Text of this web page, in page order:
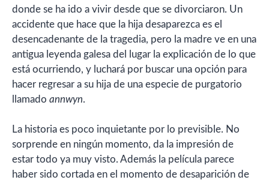
donde se ha ido a vivir desde que se divorciaron. Un
accidente que hace que la hija desaparezca es el
desencadenante de la tragedia, pero la madre ve en una
antigua leyenda galesa del lugar la explicación de lo que
está ocurriendo, y luchará por buscar una opción para
hacer regresar a su hija de una especie de purgatorio
llamado annwyn.
La historia es poco inquietante por lo previsible. No
sorprende en ningún momento, da la impresión de
estar todo ya muy visto. Además la película parece
haber sido cortada en el momento de desaparición de